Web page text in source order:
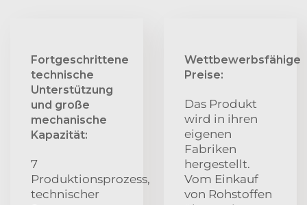
Fortgeschrittene
technische
Unterstützung
und große
mechanische
Kapazität:
7
Produktionsprozess,
technischer
Wettbewerbsfähige
Preise:
Das Produkt
wird in ihren
eigenen
Fabriken
hergestellt.
Vom Einkauf
von Rohstoffen